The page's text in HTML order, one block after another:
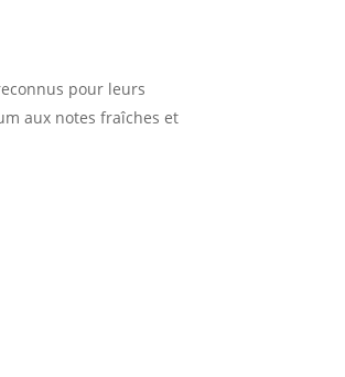
pour leurs
aux notes fraîches et